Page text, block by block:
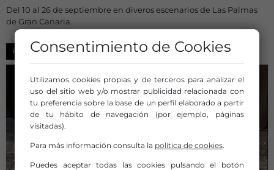
Del 10 al 26 de septiembre en diveros escenarios de Las Palmas
de Gran Canaria.
FESTIVALES
Consentimiento de Cookies
Utilizamos cookies propias y de terceros para analizar el
uso del sitio web y/o mostrar publicidad relacionada con
tu preferencia sobre la base de un perfil elaborado a partir
de tu hábito de navegación (por ejemplo, páginas
visitadas).
Para más información consulta la política de cookies.
Puedes aceptar todas las cookies pulsando el botón